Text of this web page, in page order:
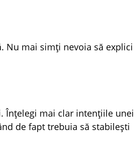
Nu mai simți nevoia să explici
Înțelegi mai clar intențiile unei
de fapt trebuia să stabilești